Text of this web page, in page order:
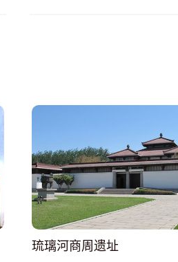
琉璃河商周遗址